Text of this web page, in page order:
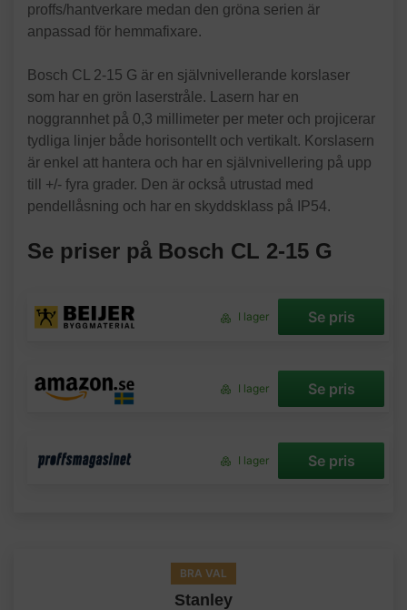
proffs/hantverkare medan den gröna serien är
anpassad för hemmafixare.
Bosch CL 2-15 G är en självnivellerande korslaser
som har en grön laserstråle. Lasern har en
noggrannhet på 0,3 millimeter per meter och projicerar
tydliga linjer både horisontellt och vertikalt. Korslasern
är enkel att hantera och har en självnivellering på upp
till +/- fyra grader. Den är också utrustad med
pendellåsning och har en skyddsklass på IP54.
Se priser på Bosch CL 2-15 G
I lager Se pris
I lager Se pris
I lager Se pris
BRA VAL
Stanley